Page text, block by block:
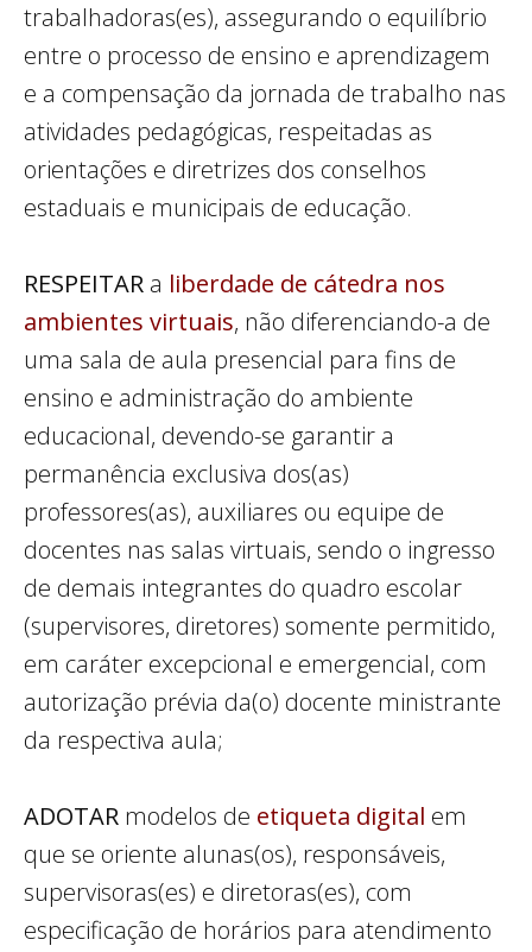
trabalhadoras(es), assegurando o equilíbrio
entre o processo de ensino e aprendizagem
e a compensação da jornada de trabalho nas
atividades pedagógicas, respeitadas as
orientações e diretrizes dos conselhos
estaduais e municipais de educação.
RESPEITAR a liberdade de cátedra nos
ambientes virtuais, não diferenciando-a de
uma sala de aula presencial para fins de
ensino e administração do ambiente
educacional, devendo-se garantir a
permanência exclusiva dos(as)
professores(as), auxiliares ou equipe de
docentes nas salas virtuais, sendo o ingresso
de demais integrantes do quadro escolar
(supervisores, diretores) somente permitido,
em caráter excepcional e emergencial, com
autorização prévia da(o) docente ministrante
da respectiva aula;
ADOTAR modelos de etiqueta digital em
que se oriente alunas(os), responsáveis,
supervisoras(es) e diretoras(es), com
especificação de horários para atendimento